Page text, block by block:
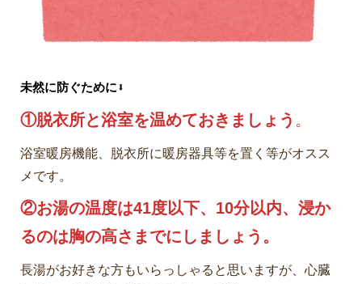
未然に防ぐために⬇️
①脱衣所と浴室を温めておきましょう 。
浴室暖房機能、脱衣所に暖房器具等を置く等がオスス
メです。
②お湯の温度は41度以下、10分以内、浸か
るのは胸の高さまでにしましょう。
長湯がお好きな方もいらっしゃると思いますが、心臓